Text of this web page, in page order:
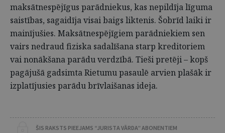
maksātnespējīgus parādniekus, kas nepildīja līguma
saistības, sagaidīja visai baigs liktenis. Šobrīd laiki ir
mainījušies. Maksātnespējīgiem parādniekiem sen
vairs nedraud fiziska sadalīšana starp kreditoriem
vai nonākšana parādu verdzībā. Tieši pretēji – kopš
pagājušā gadsimta Rietumu pasaulē arvien plašāk ir
izplatījusies parādu brīvlaišanas ideja.
ŠIS RAKSTS PIEEJAMS “JURISTA VĀRDA” ABONENTIEM